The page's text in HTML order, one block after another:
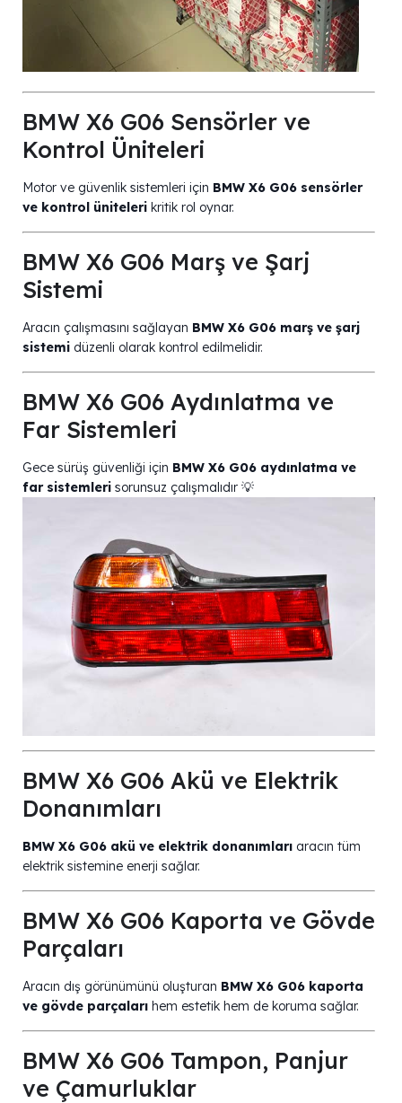
BMW X6 G06 Sensörler ve
Kontrol Üniteleri
Motor ve güvenlik sistemleri için BMW X6 G06 sensörler
ve kontrol üniteleri kritik rol oynar.
BMW X6 G06 Marş ve Şarj
Sistemi
Aracın çalışmasını sağlayan BMW X6 G06 marş ve şarj
sistemi düzenli olarak kontrol edilmelidir.
BMW X6 G06 Aydınlatma ve
Far Sistemleri
Gece sürüş güvenliği için BMW X6 G06 aydınlatma ve
far sistemleri sorunsuz çalışmalıdır 💡
BMW X6 G06 Akü ve Elektrik
Donanımları
BMW X6 G06 akü ve elektrik donanımları aracın tüm
elektrik sistemine enerji sağlar.
BMW X6 G06 Kaporta ve Gövde
Parçaları
Aracın dış görünümünü oluşturan BMW X6 G06 kaporta
ve gövde parçaları hem estetik hem de koruma sağlar.
BMW X6 G06 Tampon, Panjur
ve Çamurluklar